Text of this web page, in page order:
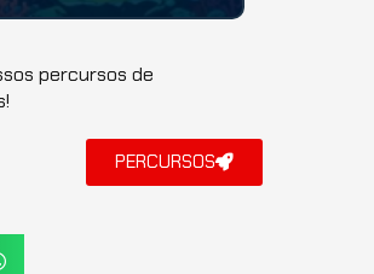
Sustentáveisnos
percursos de
PERCURSOS